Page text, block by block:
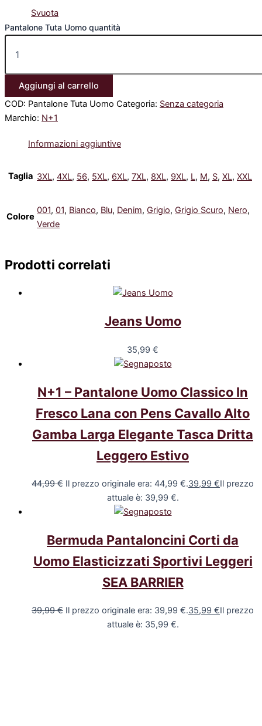
Svuota
Pantalone Tuta Uomo quantità
Aggiungi al carrello
COD: Pantalone Tuta Uomo Categoria: Senza categoria
Marchio: N+1
Informazioni aggiuntive
Taglia 3XL, 4XL, 56, 5XL, 6XL, 7XL, 8XL, 9XL, L, M, S, XL, XXL
Colore
001, 01, Bianco, Blu, Denim, Grigio, Grigio Scuro, Nero,
Verde
Prodotti correlati
Jeans Uomo
35,99 €
N+1 – Pantalone Uomo Classico In
Fresco Lana con Pens Cavallo Alto
Gamba Larga Elegante Tasca Dritta
Leggero Estivo
44,99€ Il prezzo originale era: 44,99 €.39,99 €Il prezzo
attuale è: 39,99 €.
Bermuda Pantaloncini Corti da
Uomo Elasticizzati Sportivi Leggeri
SEA BARRIER
39,99€ Il prezzo originale era: 39,99 €.35,99 €Il prezzo
attuale è: 35,99 €.